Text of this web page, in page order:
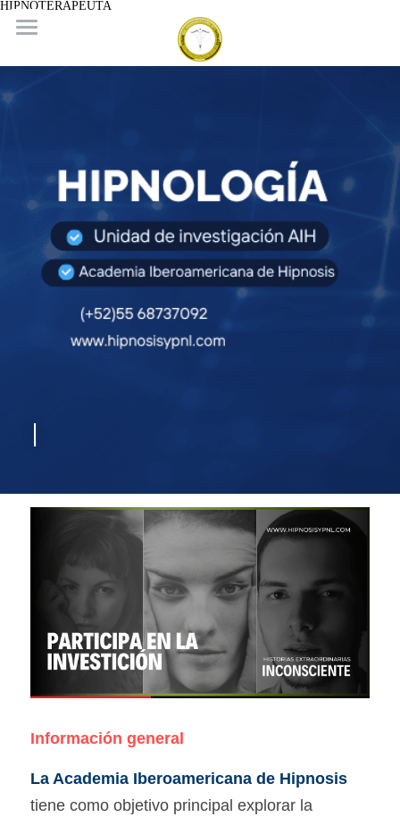
HIPNOTERAPEUTA
I
Información general
La Academia Iberoamericana de Hipnosis
tiene como objetivo principal explorar la